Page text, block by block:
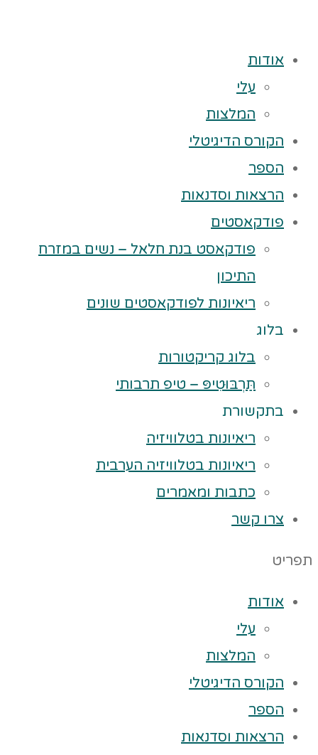
אודות
עלי
המלצות
הקורס הדיגיטלי
הספר
הרצאות וסדנאות
פודקאסטים
פודקאסט בנת חלאל – נשים במזרח
התיכון
ריאיונות לפודקאסטים שונים
בלוג
בלוג קריקטורות
תַּרְבּוּטִיפּ – טיפ תרבותי
בתקשורת
ריאיונות בטלוויזיה
ריאיונות בטלוויזיה הערבית
כתבות ומאמרים
צרו קשר
תפריט
אודות
עלי
המלצות
הקורס הדיגיטלי
הספר
הרצאות וסדנאות